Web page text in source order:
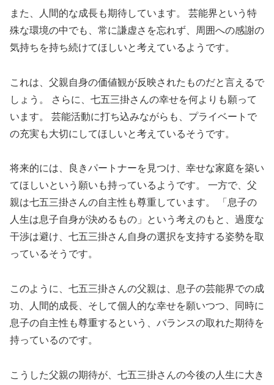
また、人間的な成長も期待しています。 芸能界という特
殊な環境の中でも、常に謙虚さを忘れず、周囲への感謝の
気持ちを持ち続けてほしいと考えているようです。
これは、父親自身の価値観が反映されたものだと言えるで
しょう。 さらに、七五三掛さんの幸せを何よりも願って
います。 芸能活動に打ち込みながらも、プライベートで
の充実も大切にしてほしいと考えているそうです。
将来的には、良きパートナーを見つけ、幸せな家庭を築い
てほしいという願いも持っているようです。 一方で、父
親は七五三掛さんの自主性も尊重しています。 「息子の
人生は息子自身が決めるもの」という考えのもと、過度な
干渉は避け、七五三掛さん自身の選択を支持する姿勢を取
っているそうです。
このように、七五三掛さんの父親は、息子の芸能界での成
功、人間的成長、そして個人的な幸せを願いつつ、同時に
息子の自主性も尊重するという、バランスの取れた期待を
持っているのです。
こうした父親の期待が、七五三掛さんの今後の人生に大き